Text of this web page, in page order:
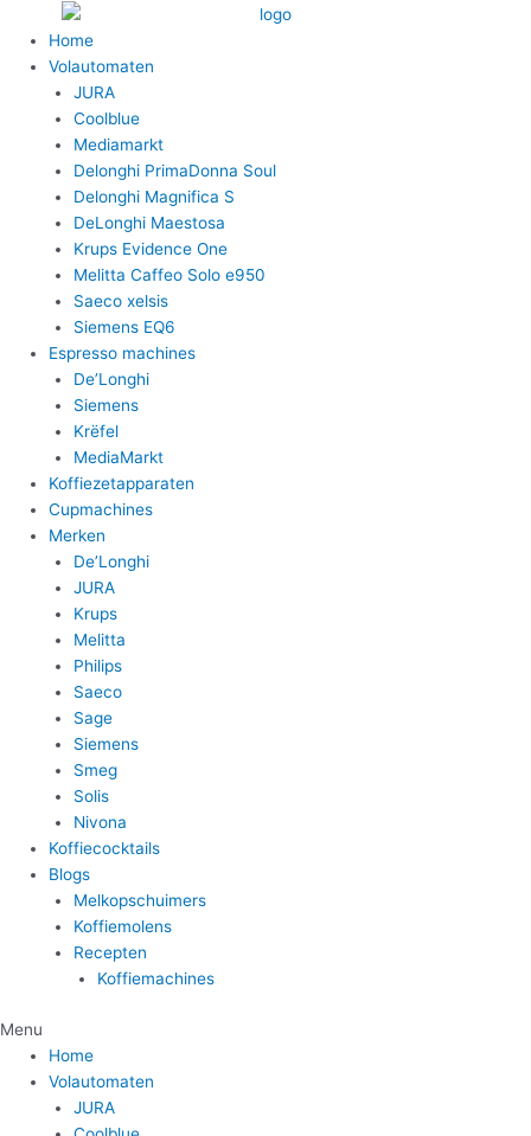
naar
Home
Volautomaten
JURA
Coolblue
Mediamarkt
Delonghi PrimaDonna Soul
Delonghi Magnifica S
DeLonghi Maestosa
Krups Evidence One
Melitta Caffeo Solo e950
Saeco xelsis
Siemens EQ6
Espresso machines
De’Longhi
Siemens
Krëfel
MediaMarkt
Koffiezetapparaten
Cupmachines
Merken
De’Longhi
JURA
Krups
Melitta
Philips
Saeco
Sage
Siemens
Smeg
Solis
Nivona
Koffiecocktails
Blogs
Melkopschuimers
Koffiemolens
Recepten
Koffiemachines
Menu
Home
Volautomaten
JURA